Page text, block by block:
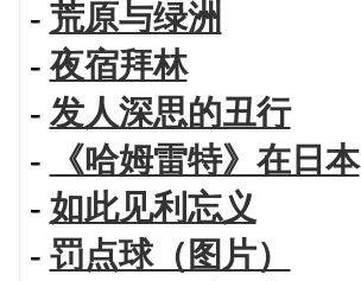
- 荒原与绿洲
- 夜宿拜林
- 发人深思的丑行
-
《哈姆雷特》在日本
- 如此见利忘义
- 罚点球（图片）